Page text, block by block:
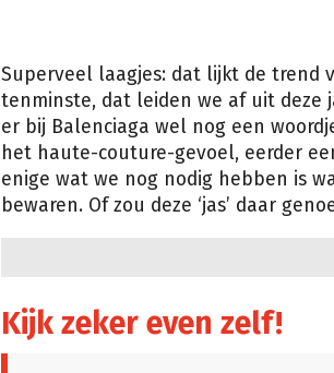
Superveel laagjes: dat lijkt de trend
tenminste, dat leiden we af uit deze
er bij Balenciaga wel nog een
het haute-couture-gevoel, eerder
enige wat we nog nodig hebben is
bewaren. Of zou deze ‘jas’ daar
Kijk zeker even zelf!